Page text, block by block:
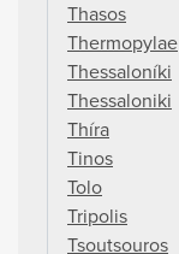
Thasos
Thermopylae
Thessaloníki
Thessaloniki
Thíra
Tinos
Tolo
Tripolis
Tsoutsouros